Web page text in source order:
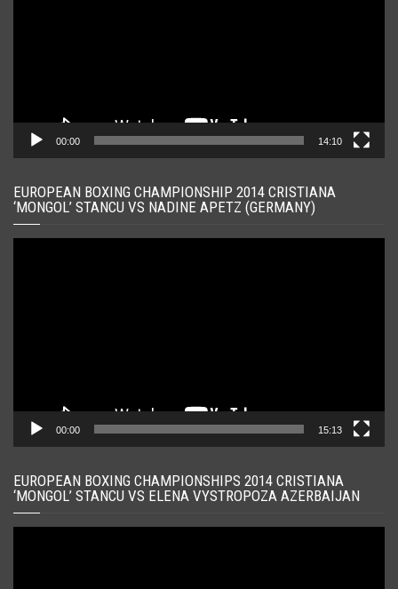
00:00 14:10
EUROPEAN BOXING CHAMPIONSHIP 2014 CRISTIANA
‘MONGOL’ STANCU VS NADINE APETZ (GERMANY)
00:00 15:13
EUROPEAN BOXING CHAMPIONSHIPS 2014 CRISTIANA
‘MONGOL’ STANCU VS ELENA VYSTROPOZA AZERBAIJAN